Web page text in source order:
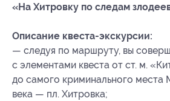
«На Хитровку по следам
Описание квеста-экскурсии:
— следуя по маршруту, вы
с элементами квеста от ст. м.
до самого криминального места
века — пл. Хитровка;